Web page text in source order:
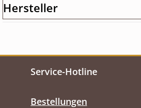
Hersteller
Service-Hotline
Bestellungen